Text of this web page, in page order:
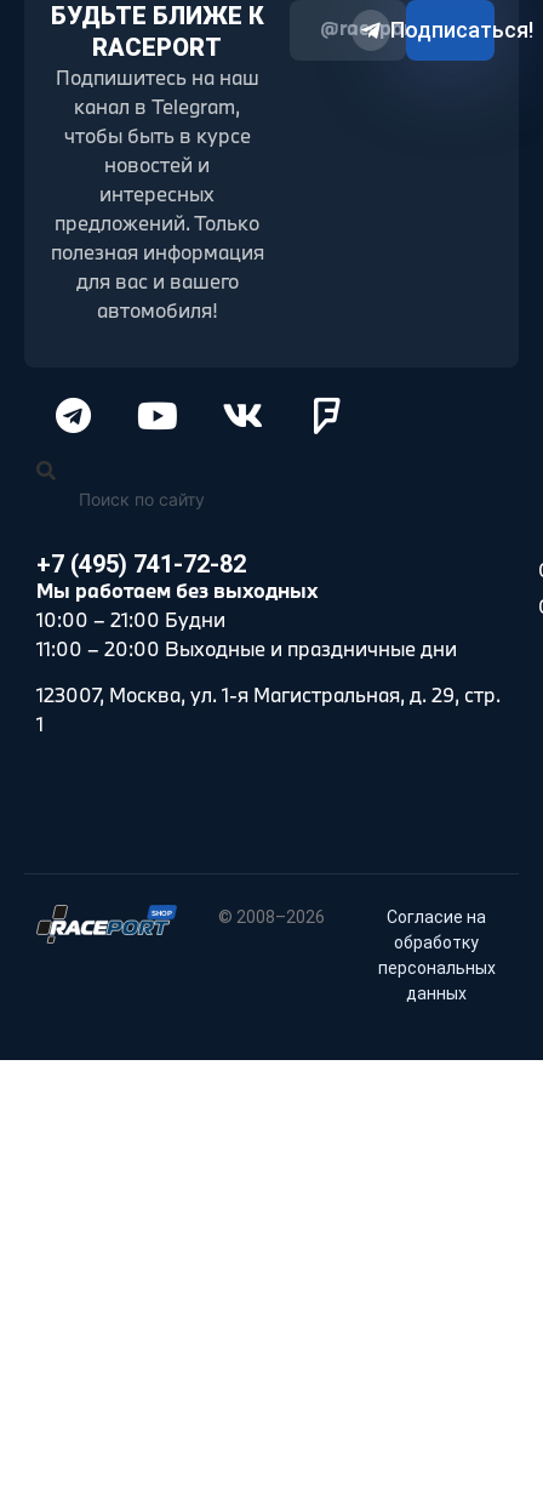
БУДЬТЕ БЛИЖЕ К
RACEPORT
Подпишитесь на наш
канал в Telegram,
чтобы быть в курсе
новостей и
интересных
предложений. Только
полезная информация
для вас и вашего
автомобиля!
@raceport2022
Подписаться!
+7 (495) 741-72-82
Мы работаем без выходных
10:00 – 21:00 Будни
11:00 – 20:00 Выходные и праздничные дни
123007, Москва, ул. 1-я Магистральная, д. 29, стр.
1
© 2008–2026
Согласие на
обработку
персональных
данных